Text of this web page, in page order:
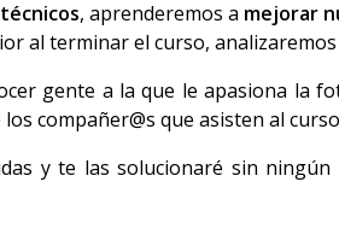
, aprenderemos a mejorar
al terminar el curso,
gente a la que le apasiona la
compañer@s que asisten al
y te las solucionaré sin